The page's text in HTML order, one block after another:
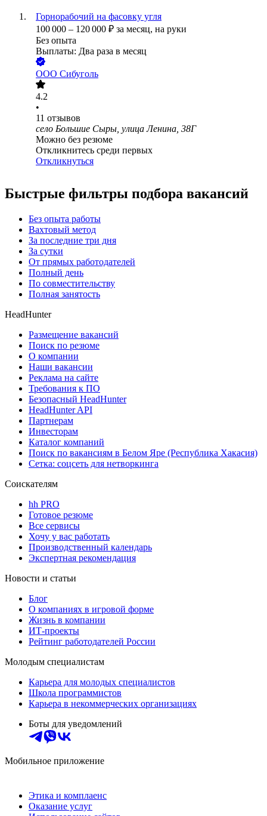
Горнорабочий на фасовку угля
100 000 – 120 000 ₽ за месяц, на руки
Без опыта
Выплаты: Два раза в месяц
ООО Сибуголь
4.2
•
11 отзывов
село Большие Сыры, улица Ленина, 38Г
Можно без резюме
Откликнитесь среди первых
Откликнуться
Быстрые фильтры подбора вакансий
Без опыта работы
Вахтовый метод
За последние три дня
За сутки
От прямых работодателей
Полный день
По совместительству
Полная занятость
HeadHunter
Размещение вакансий
Поиск по резюме
О компании
Наши вакансии
Реклама на сайте
Требования к ПО
Безопасный HeadHunter
HeadHunter API
Партнерам
Инвесторам
Каталог компаний
Поиск по вакансиям в Белом Яре (Республика Хакасия)
Сетка: соцсеть для нетворкинга
Соискателям
hh PRO
Готовое резюме
Все сервисы
Хочу у вас работать
Производственный календарь
Экспертная рекомендация
Новости и статьи
Блог
О компаниях в игровой форме
Жизнь в компании
ИТ-проекты
Рейтинг работодателей России
Молодым специалистам
Карьера для молодых специалистов
Школа программистов
Карьера в некоммерческих организациях
Боты для уведомлений
Мобильное приложение
Этика и комплаенс
Оказание услуг